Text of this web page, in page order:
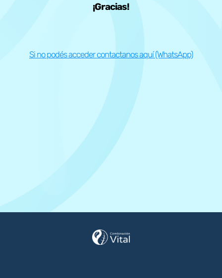
¡Gracias!
Si no podés acceder contactanos aquí (WhatsApp)